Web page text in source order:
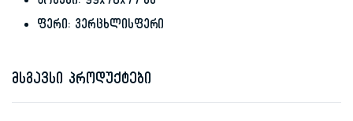
ფერი: ვერცხლისფერი
მსგავსი პროდუქტები